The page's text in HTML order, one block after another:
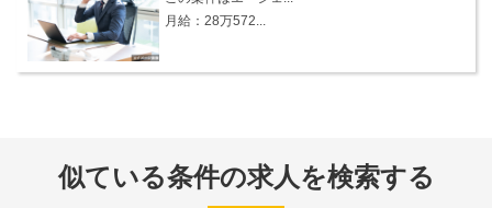
月給：28万572...
似ている条件の求人を検索する